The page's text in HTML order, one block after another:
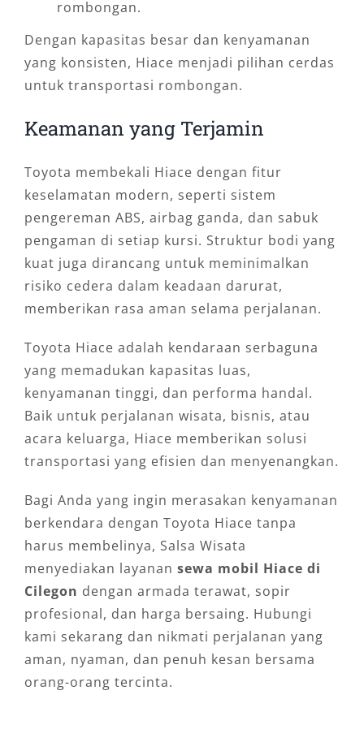
rombongan.
Dengan kapasitas besar dan kenyamanan
yang konsisten, Hiace menjadi pilihan cerdas
untuk transportasi rombongan.
Keamanan yang Terjamin
Toyota membekali Hiace dengan fitur
keselamatan modern, seperti sistem
pengereman ABS, airbag ganda, dan sabuk
pengaman di setiap kursi. Struktur bodi yang
kuat juga dirancang untuk meminimalkan
risiko cedera dalam keadaan darurat,
memberikan rasa aman selama perjalanan.
Toyota Hiace adalah kendaraan serbaguna
yang memadukan kapasitas luas,
kenyamanan tinggi, dan performa handal.
Baik untuk perjalanan wisata, bisnis, atau
acara keluarga, Hiace memberikan solusi
transportasi yang efisien dan menyenangkan.
Bagi Anda yang ingin merasakan kenyamanan
berkendara dengan Toyota Hiace tanpa
harus membelinya, Salsa Wisata
menyediakan layanan sewa mobil Hiace di
Cilegon dengan armada terawat, sopir
profesional, dan harga bersaing. Hubungi
kami sekarang dan nikmati perjalanan yang
aman, nyaman, dan penuh kesan bersama
orang-orang tercinta.